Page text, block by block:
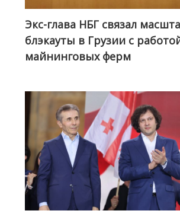
Экс-глава НБГ связал
блэкауты в Грузии с
майнинговых ферм